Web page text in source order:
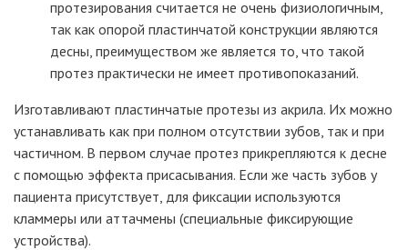
протезирования считается не очень физиологичным,
так как опорой пластинчатой конструкции являются
десны, преимуществом же является то, что такой
протез практически не имеет противопоказаний.
Изготавливают пластинчатые протезы из акрила. Их можно
устанавливать как при полном отсутствии зубов, так и при
частичном. В первом случае протез прикрепляются к десне
с помощью эффекта присасывания. Если же часть зубов у
пациента присутствует, для фиксации используются
кламмеры или аттачмены (специальные фиксирующие
устройства).